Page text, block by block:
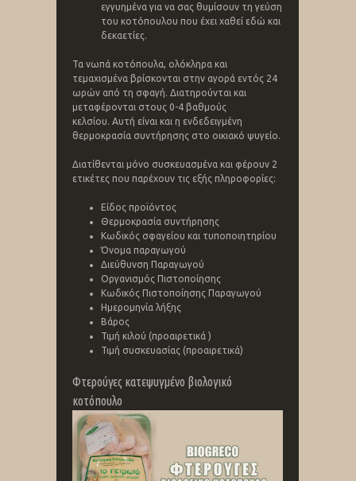
εγγυημένα για να σας θυμίσουν τη γεύση
του κοτόπουλου που έχει χαθεί εδώ και
δεκαετίες.
Τα νωπά κοτόπουλα, ολόκληρα και
τεμαχισμένα βρίσκονται στην αγορά εντός 24
ωρών από τη σφαγή. Διατηρούνται και
μεταφέρονται στους 0-4 βαθμούς
κελσίου. Αυτή είναι και η ενδεδειγμένη
θερμοκρασία συντήρησης στο οικιακό ψυγείο.
Διατίθενται μόνο συσκευασμένα και φέρουν 2
ετικέτες που παρέχουν τις εξής πληροφορίες:
Είδος προϊόντος
Θερμοκρασία συντήρησης
Κωδικός σφαγείου και τυποποιητηρίου
Όνομα παραγωγού
Διεύθυνση Παραγωγού
Οργανισμός Πιστοποίησης
Κωδικός Πιστοποίησης Παραγωγού
Ημερομηνία λήξης
Βάρος
Τιμή κιλού (προαιρετικά )
Τιμή συσκευασίας (προαιρετικά)
Φτερούγες κατεψυγμένο βιολογικό
κοτόπουλο